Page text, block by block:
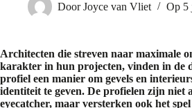
Door Joyce van Vliet Op 5
Architecten die streven naar maximale
karakter in hun projecten, vinden in de
profiel een manier om gevels en
identiteit te geven. De profielen zijn niet
eyecatcher, maar versterken ook het